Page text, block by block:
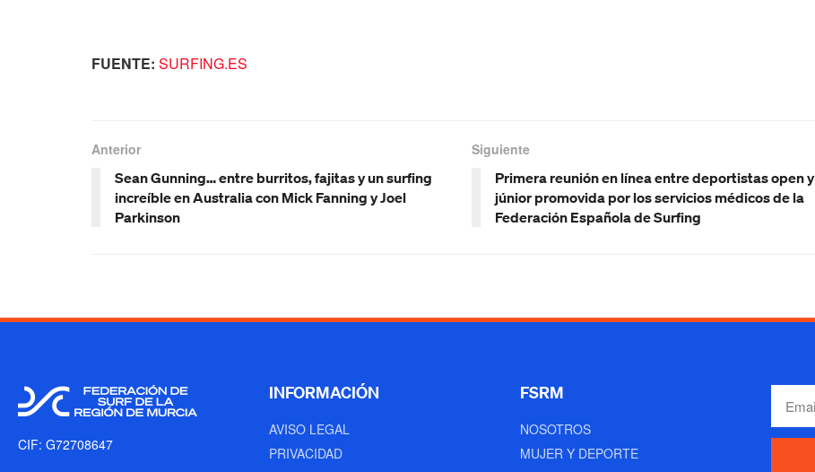
FUENTE: SURFING.ES
Anterior
Sean Gunning… entre burritos, fajitas y un surfing
increíble en Australia con Mick Fanning y Joel
Parkinson
Siguiente
Primera reunión en línea entre deportistas open y
júnior promovida por los servicios médicos de la
Federación Española de Surfing
CIF: G72708647
INFORMACIÓN
AVISO LEGAL
PRIVACIDAD
FSRM
NOSOTROS
MUJER Y DEPORTE